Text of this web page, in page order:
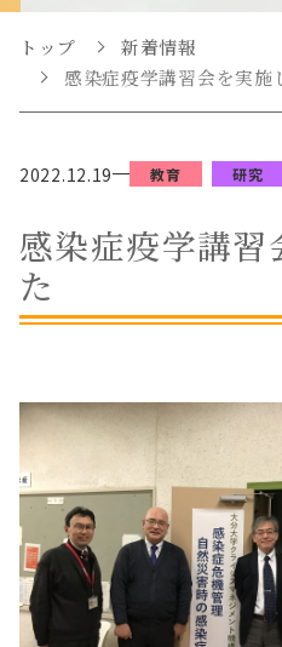
トップ
新着情報
感染症疫学講習会を実施
2022.12.19 教育 研究
感染症疫学講習
た